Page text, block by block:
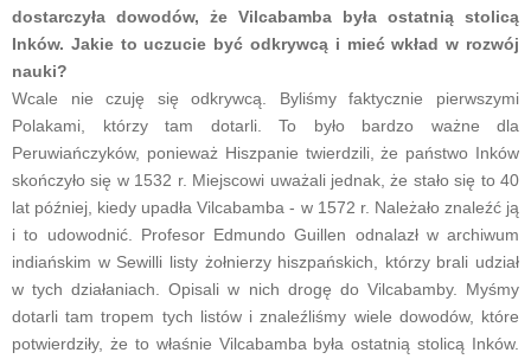
dostarczyła dowodów, że Vilcabamba była ostatnią stolicą
Inków. Jakie to uczucie być odkrywcą i mieć wkład w rozwój
nauki?
Wcale nie czuję się odkrywcą. Byliśmy faktycznie pierwszymi
Polakami, którzy tam dotarli. To było bardzo ważne dla
Peruwiańczyków, ponieważ Hiszpanie twierdzili, że państwo Inków
skończyło się w 1532 r. Miejscowi uważali jednak, że stało się to 40
lat później, kiedy upadła Vilcabamba - w 1572 r. Należało znaleźć ją
i to udowodnić. Profesor Edmundo Guillen odnalazł w archiwum
indiańskim w Sewilli listy żołnierzy hiszpańskich, którzy brali udział
w tych działaniach. Opisali w nich drogę do Vilcabamby. Myśmy
dotarli tam tropem tych listów i znaleźliśmy wiele dowodów, które
potwierdziły, że to właśnie Vilcabamba była ostatnią stolicą Inków.